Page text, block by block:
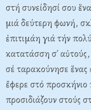
στή συνείδησί σου
μιά δεύτερη φωνή,
ἐπιτιμάη γιά τήν
κατατάσση σ᾽
σέ ταρακούνησε ἕνας
ἔφερε στό
προσιδιάζουν στούς